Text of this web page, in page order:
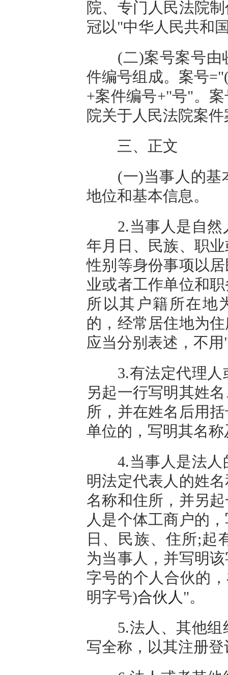
院、专门人民法院
冠以"中华人民共和
(二)案号案号由
件编号组成。案号
+案件编号+"号"。
院关于人民法院案
三、正文
(一)当事人的基本
地位和基本信息。
2.当事人是自然
年月日、民族、职
性别等身份事项以
业或者工作单位和
所以其户籍所在地
的，经常居住地为
应当分别表述，不
3.有法定代理人
另起一行写明其姓
所，并在姓名后用
单位的，写明其名
4.当事人是法人
明法定代表人的姓
名称和住所，并另
人是个体工商户的
日、民族、住所;起
为当事人，并写明
字号的个人合伙的
明字号)合伙人 "。
5.法人、其他组
写全称，以其注册